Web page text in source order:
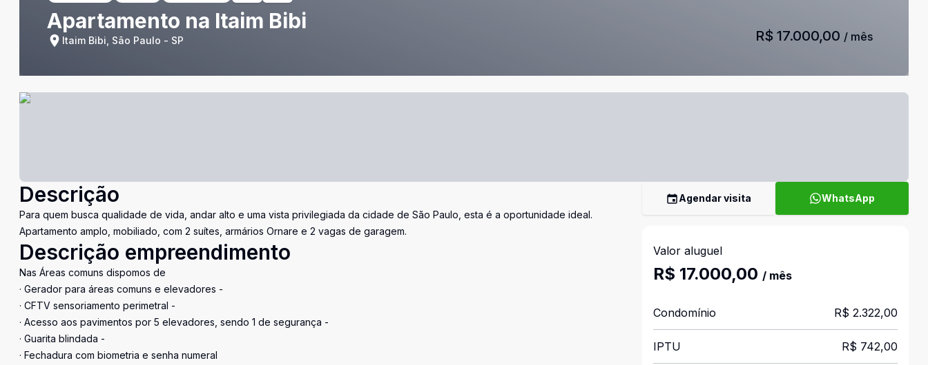
Apartamento na Itaim Bibi
Itaim Bibi, São Paulo - SP R$ 17.000,00 / mês
Descrição
Para quem busca qualidade de vida, andar alto e uma vista privilegiada da cidade de São Paulo, esta é a oportunidade ideal.
Apartamento amplo, mobiliado, com 2 suítes, armários Ornare e 2 vagas de garagem.
Descrição empreendimento
Nas Áreas comuns dispomos de
· Gerador para áreas comuns e elevadores -
· CFTV sensoriamento perimetral -
· Acesso aos pavimentos por 5 elevadores, sendo 1 de segurança -
· Guarita blindada -
· Fechadura com biometria e senha numeral
Agendar visita WhatsApp
Valor aluguel
R$ 17.000,00 / mês
Condomínio R$ 2.322,00
IPTU R$ 742,00